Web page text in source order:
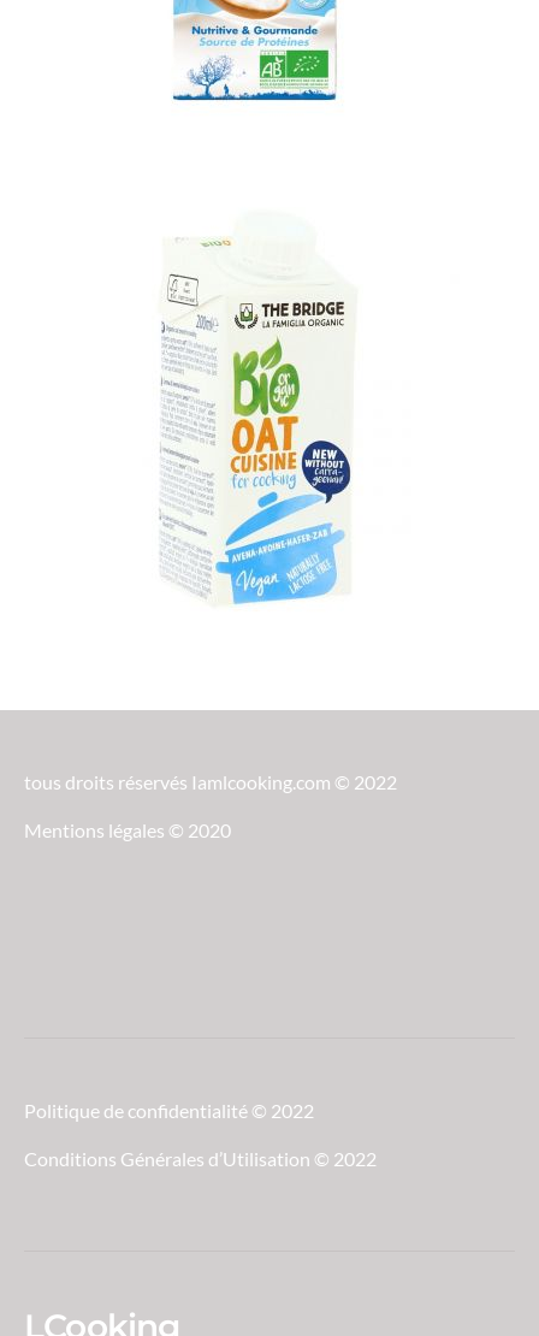
tous droits réservés Iamlcooking.com © 2022
Mentions légales © 2020
Politique de confidentialité © 2022
Conditions Générales d’Utilisation © 2022
LCooking